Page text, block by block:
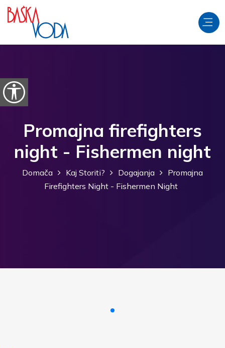
Preskoči na vsebino
Odpri možnosti dostopnosti
Promajna firefighters
night - Fishermen night
Domača Kaj Storiti? Dogajanja
Promajna
Firefighters Night - Fishermen Night